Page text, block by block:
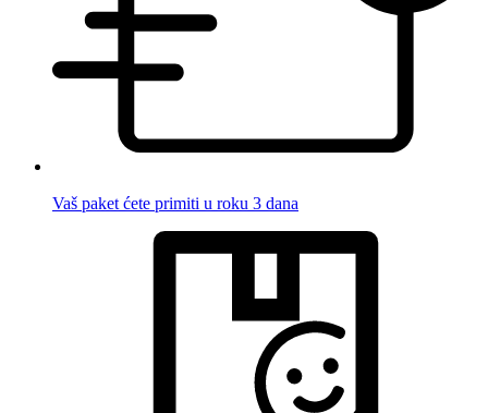
Vaš paket ćete primiti u roku 3 dana